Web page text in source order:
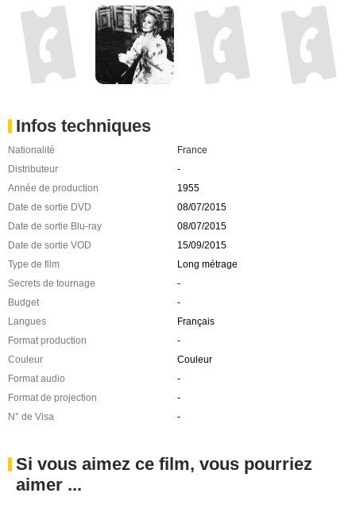
Infos techniques
Nationalité
France
Distributeur
-
Année de production
1955
Date de sortie DVD
08/07/2015
Date de sortie Blu-ray
08/07/2015
Date de sortie VOD
15/09/2015
Type de film
Long métrage
Secrets de tournage
-
Budget
-
Langues
Français
Format production
-
Couleur
Couleur
Format audio
-
Format de projection
-
N° de Visa
-
Si vous aimez ce film, vous pourriez
aimer ...